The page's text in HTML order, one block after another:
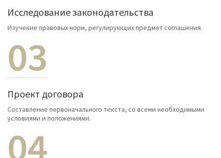
Исследование законодательства
Изучение правовых норм, регулирующих предмет соглашения.
03
Проект договора
Составление первоначального текста, со всеми необходимыми
условиями и положениями.
04